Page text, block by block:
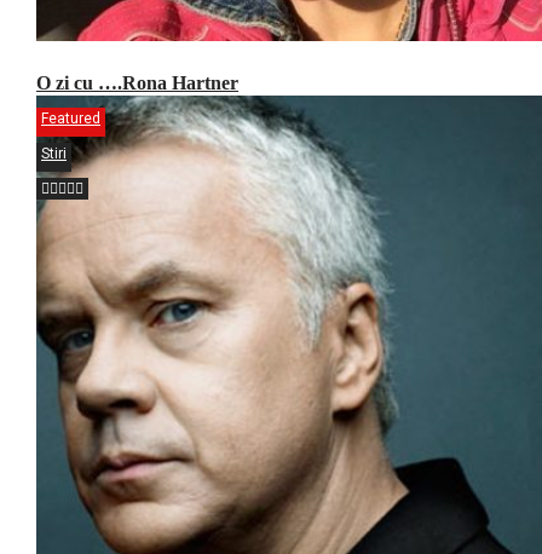
O zi cu ….Rona Hartner
Featured
Stiri